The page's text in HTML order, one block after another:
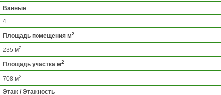
Ванные
4
Площадь помещения м2
235 м2
Площадь участка м2
708 м2
Этаж / Этажность